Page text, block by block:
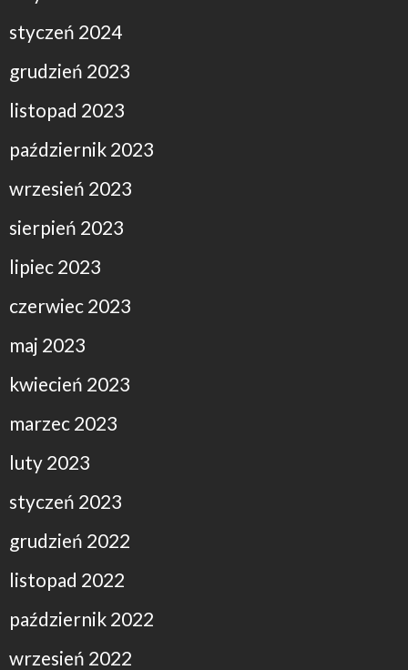
styczeń 2024
grudzień 2023
listopad 2023
październik 2023
wrzesień 2023
sierpień 2023
lipiec 2023
czerwiec 2023
maj 2023
kwiecień 2023
marzec 2023
luty 2023
styczeń 2023
grudzień 2022
listopad 2022
październik 2022
wrzesień 2022